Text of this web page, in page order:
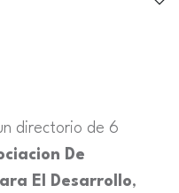
directorio de 6
De
El Desarrollo,